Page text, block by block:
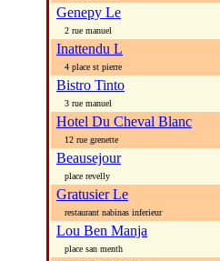
Genepy Le
2 rue manuel
Inattendu L
4 place st pierre
Bistro Tinto
3 rue manuel
Hotel Du Cheval Blanc
12 rue grenette
Beausejour
place revelly
Gratusier Le
restaurant nabinas inferieur
Lou Ben Manja
place san menth